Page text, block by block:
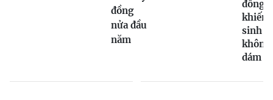
đồng
nửa đầu
năm
đồng/
khiến
sinh
không
dám